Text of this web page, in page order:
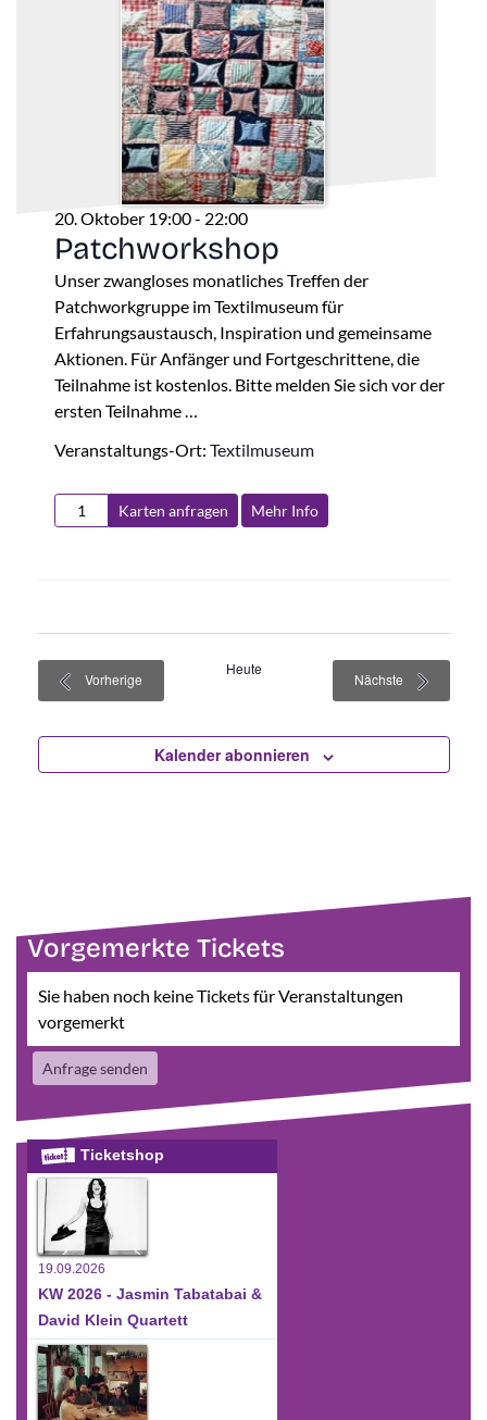
20. Oktober 19:00- 22:00
Patchworkshop
Unser zwangloses monatliches Treffen der
Patchworkgruppe im Textilmuseum für
Erfahrungsaustausch, Inspiration und gemeinsame
Aktionen. Für Anfänger und Fortgeschrittene, die
Teilnahme ist kostenlos. Bitte melden Sie sich vor der
ersten Teilnahme …
Veranstaltungs-Ort: Textilmuseum
Karten anfragen Mehr Info
VorherigeVeranstaltungen
Heute
Nächste
Kalender abonnieren
Vorgemerkte Tickets
Sie haben noch keine Tickets für Veranstaltungen
vorgemerkt
Anfrage senden
Ticketshop
19.09.2026
KW 2026 - Jasmin Tabatabai &
David Klein Quartett